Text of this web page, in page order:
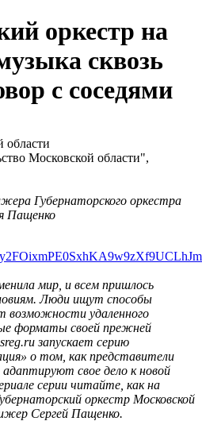
оркестр на
сквозь
с соседями
области
Московской области",
Губернаторского оркестра
Пащенко
мир, и всем пришлось
Люди ищут способы
возможности удаленного
форматы своей прежней
запускает серию
о том, как представители
свое дело к новой
серии читайте, как на
оркестр Московской
Сергей Пащенко.